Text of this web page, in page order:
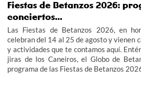
Fiestas de Betanzos 2026:
conciertos...
Las Fiestas de Betanzos 2026, en
celebran del 14 al 25 de agosto y vienen
y actividades que te contamos aquí.
jiras de los Caneiros, el Globo de
programa de las Fiestas de Betanzos